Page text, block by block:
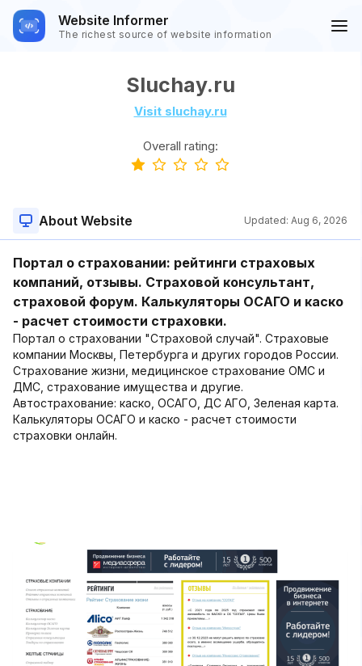
Website Informer
The richest source of website information
Sluchay.ru
Visit sluchay.ru
Overall rating:
About Website Updated: Aug 6, 2026
Портал о страховании: рейтинги страховых
компаний, отзывы. Страховой консультант,
страховой форум. Калькуляторы ОСАГО и каско
- расчет стоимости страховки.
Портал о страховании "Страховой случай". Страховые
компании Москвы, Петербурга и других городов России.
Страхование жизни, медицинское страхование ОМС и
ДМС, страхование имущества и другие.
Автострахование: каско, ОСАГО, ДС АГО, Зеленая карта.
Калькуляторы ОСАГО и каско - расчет стоимости
страховки онлайн.